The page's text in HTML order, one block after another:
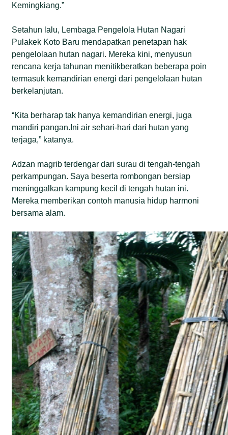
Kemingkiang.”
Setahun lalu, Lembaga Pengelola Hutan Nagari
Pulakek Koto Baru mendapatkan penetapan hak
pengelolaan hutan nagari. Mereka kini, menyusun
rencana kerja tahunan menitikberatkan beberapa poin
termasuk kemandirian energi dari pengelolaan hutan
berkelanjutan.
“Kita berharap tak hanya kemandirian energi, juga
mandiri pangan.Ini air sehari-hari dari hutan yang
terjaga,” katanya.
Adzan magrib terdengar dari surau di tengah-tengah
perkampungan. Saya beserta rombongan bersiap
meninggalkan kampung kecil di tengah hutan ini.
Mereka memberikan contoh manusia hidup harmoni
bersama alam.